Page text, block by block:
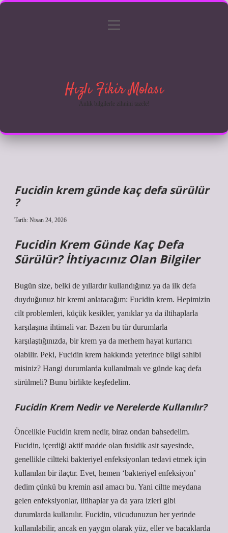
Gizlilik Politikası
menüyü
Hızlı Fikir Molası
Anlık bilgilerle zihnini tazele!
Fucidin krem günde kaç defa sürülür
?
Tarih: Nisan 24, 2026
Fucidin Krem Günde Kaç Defa
Sürülür? İhtiyacınız Olan Bilgiler
Bugün size, belki de yıllardır kullandığınız ya da ilk defa
duyduğunuz bir kremi anlatacağım: Fucidin krem. Hepimizin
cilt problemleri, küçük kesikler, yanıklar ya da iltihaplarla
karşılaşma ihtimali var. Bazen bu tür durumlarla
karşılaştığınızda, bir krem ya da merhem hayat kurtarıcı
olabilir. Peki, Fucidin krem hakkında yeterince bilgi sahibi
misiniz? Hangi durumlarda kullanılmalı ve günde kaç defa
sürülmeli? Bunu birlikte keşfedelim.
Fucidin Krem Nedir ve Nerelerde Kullanılır?
Öncelikle Fucidin krem nedir, biraz ondan bahsedelim.
Fucidin, içerdiği aktif madde olan fusidik asit sayesinde,
genellikle ciltteki bakteriyel enfeksiyonları tedavi etmek için
kullanılan bir ilaçtır. Evet, hemen ‘bakteriyel enfeksiyon’
dedim çünkü bu kremin asıl amacı bu. Yani ciltte meydana
gelen enfeksiyonlar, iltihaplar ya da yara izleri gibi
durumlarda kullanılır. Fucidin, vücudunuzun her yerinde
kullanılabilir, ancak en yaygın olarak yüz, eller ve bacaklarda